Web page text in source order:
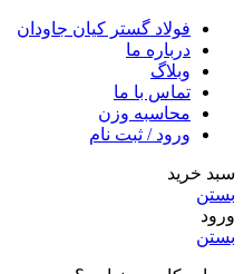
فولاد گستر کیان جاودان
درباره ما
وبلاگ
تماس با ما
محاسبه وزن
ورود / ثبت نام
سبد خرید
بستن
ورود
بستن